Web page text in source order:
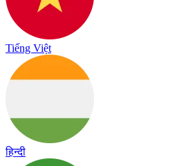
Tiếng Việt
हिन्दी